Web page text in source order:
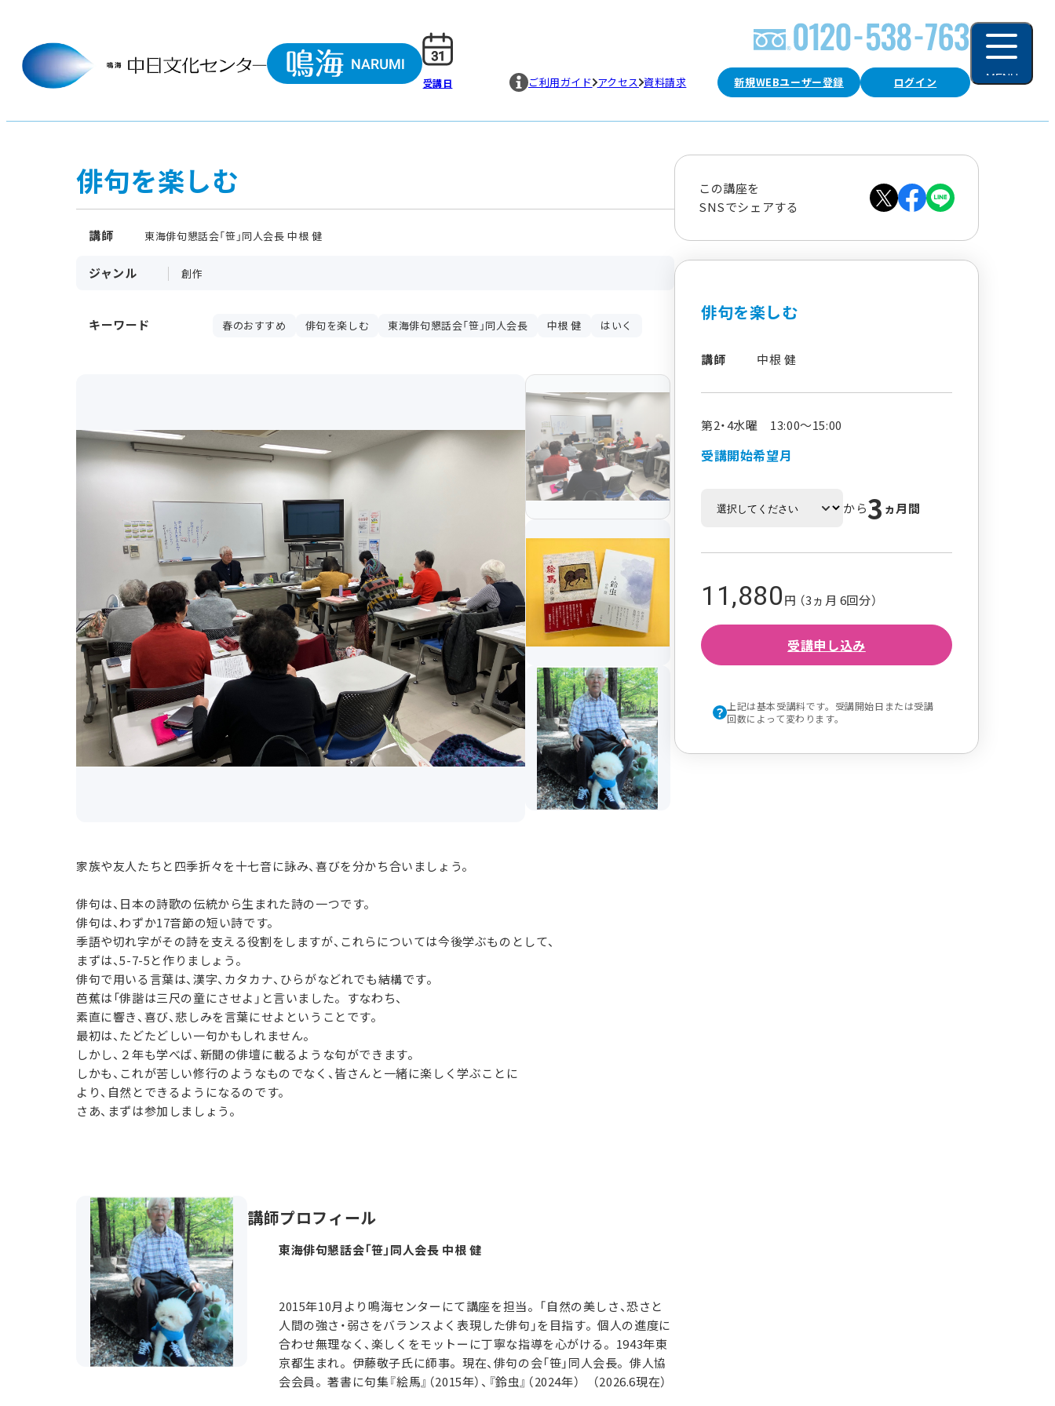
受講日 新規WEBユーザー登録 ログイン
ご利用ガイド アクセス 資料請求 MENU
俳句を楽しむ
講師 東海俳句懇話会「笹」同人会長 中根 健
ジャンル 創作
キーワード 春のおすすめ 俳句を楽しむ 東海俳句懇話会「笹」同人会長 中根 健 はいく
家族や友人たちと四季折々を十七音に詠み、喜びを分かち合いましょう。
俳句は、日本の詩歌の伝統から生まれた詩の一つです。
俳句は、わずか17音節の短い詩です。
季語や切れ字がその詩を支える役割をしますが、これらについては今後学ぶものとして、
まずは、5-7-5と作りましょう。
俳句で用いる言葉は、漢字、カタカナ、ひらがなどれでも結構です。
芭蕉は「俳諧は三尺の童にさせよ」と言いました。すなわち、
素直に響き、喜び、悲しみを言葉にせよということです。
最初は、たどたどしい一句かもしれません。
しかし、２年も学べば、新聞の俳壇に載るような句ができます。
しかも、これが苦しい修行のようなものでなく、皆さんと一緒に楽しく学ぶことに
より、自然とできるようになるのです。
さあ、まずは参加しましょう。
講師プロフィール
東海俳句懇話会「笹」同人会長 中根 健
2015年10月より鳴海センターにて講座を担当。「自然の美しさ、恐さと
人間の強さ・弱さをバランスよく表現した俳句」を目指す。個人の進度に
合わせ無理なく、楽しくをモットーに丁寧な指導を心がける。1943年東
京都生まれ。伊藤敬子氏に師事。現在、俳句の会「笹」同人会長。俳人協
会会員。著書に句集『絵馬』（2015年）、『鈴虫』（2024年） （2026.6現在）
この講座を
SNSでシェアする
俳句を楽しむ
講師 中根 健
第2・4水曜 13:00～15:00
受講開始希望月
から3 ヵ月間
11,880円 （3ヵ月 6回分）
受講申し込み
上記は基本受講料です。受講開始日または受講
回数によって変わります。